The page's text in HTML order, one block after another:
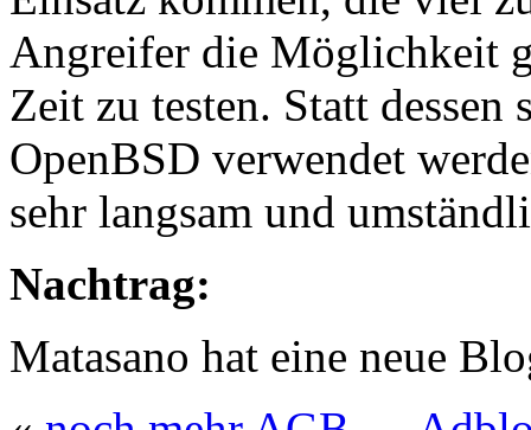
Angreifer die Möglichkeit
Zeit zu testen. Statt
OpenBSD verwendet
sehr langsam und
Nachtrag:
Matasano hat eine neue